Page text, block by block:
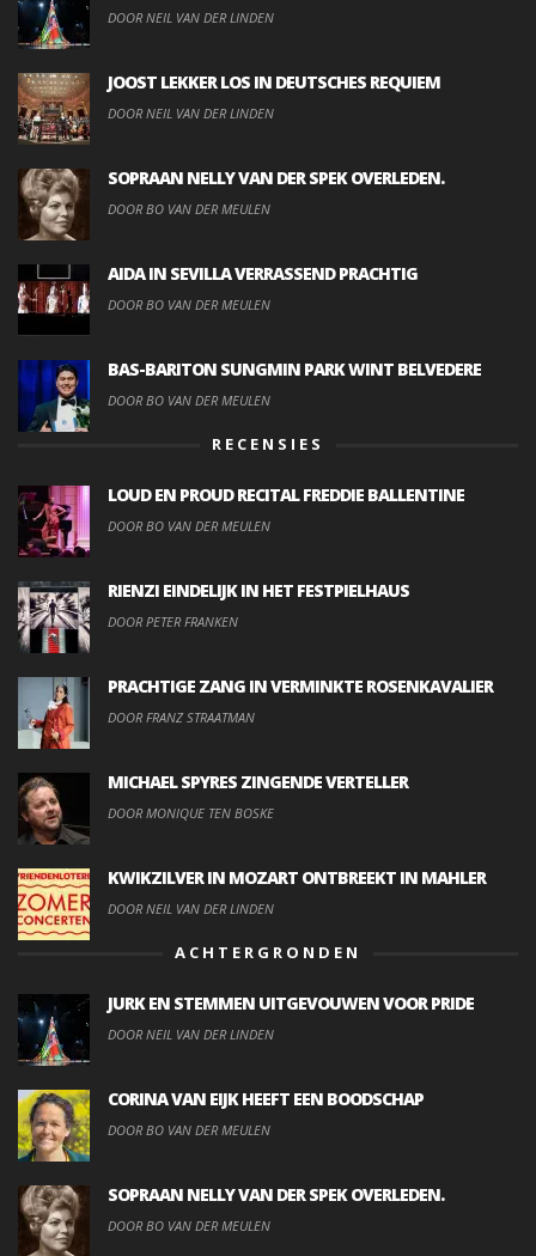
DOOR NEIL VAN DER LINDEN
JOOST LEKKER LOS IN DEUTSCHES REQUIEM
DOOR NEIL VAN DER LINDEN
SOPRAAN NELLY VAN DER SPEK OVERLEDEN.
DOOR BO VAN DER MEULEN
AIDA IN SEVILLA VERRASSEND PRACHTIG
DOOR BO VAN DER MEULEN
BAS-BARITON SUNGMIN PARK WINT BELVEDERE
DOOR BO VAN DER MEULEN
RECENSIES
LOUD EN PROUD RECITAL FREDDIE BALLENTINE
DOOR BO VAN DER MEULEN
RIENZI EINDELIJK IN HET FESTPIELHAUS
DOOR PETER FRANKEN
PRACHTIGE ZANG IN VERMINKTE ROSENKAVALIER
DOOR FRANZ STRAATMAN
MICHAEL SPYRES ZINGENDE VERTELLER
DOOR MONIQUE TEN BOSKE
KWIKZILVER IN MOZART ONTBREEKT IN MAHLER
DOOR NEIL VAN DER LINDEN
ACHTERGRONDEN
JURK EN STEMMEN UITGEVOUWEN VOOR PRIDE
DOOR NEIL VAN DER LINDEN
CORINA VAN EIJK HEEFT EEN BOODSCHAP
DOOR BO VAN DER MEULEN
SOPRAAN NELLY VAN DER SPEK OVERLEDEN.
DOOR BO VAN DER MEULEN